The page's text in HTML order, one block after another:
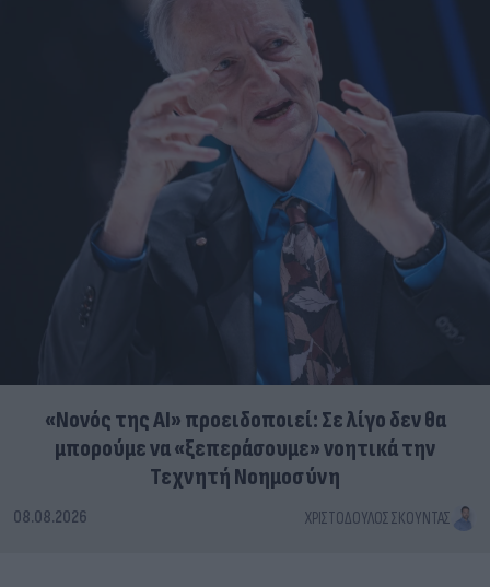
«Νονός της AI» προειδοποιεί: Σε λίγο δεν θα
μπορούμε να «ξεπεράσουμε» νοητικά την
Τεχνητή Νοημοσύνη
08.08.2026 ΧΡΙΣΤΌΔΟΥΛΟΣ ΣΚΟΎΝΤΑΣ